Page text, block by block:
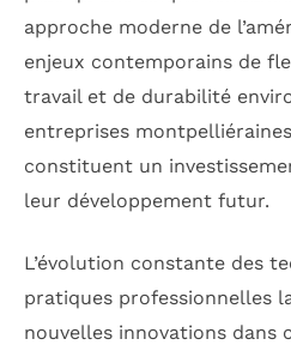
approche moderne de
enjeux contemporains de
travail et de durabilité
entreprises
constituent un
leur développement futur.
L’évolution constante des
pratiques professionnelles
nouvelles innovations dans